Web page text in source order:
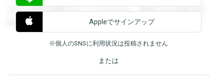
すると回答を閲覧することができます。登録すると回答を閲
覧することができます。
Appleでサインアップ
※個人のSNSに利用状況は投稿されません
または